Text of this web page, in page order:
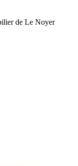
de Le Noyer